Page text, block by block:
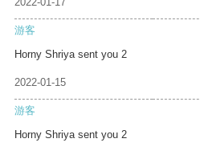
游客
Horny Shriya sent you 2
2022-01-15
游客
Horny Shriya sent you 2